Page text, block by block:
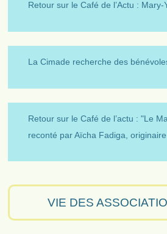
Retour sur le Café de l’Actu :
La Cimade recherche des
Retour sur le Café de l’actu : "Le
reconté par Aïcha Fadiga,
VIE DES